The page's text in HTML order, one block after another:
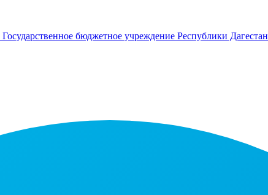
Государственное бюджетное учреждение Республики Дагестан